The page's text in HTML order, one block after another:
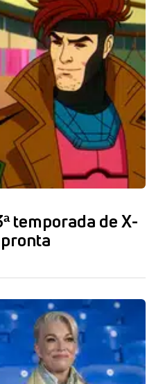
temporada de X-